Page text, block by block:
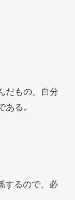
だもの。自分
る。
するので、必